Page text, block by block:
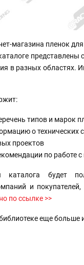
магазина пленок
представлены
в разных областях.
типов и марок
о технических
проектов
по работе
каталога будет
и
по ссылке >>
еще